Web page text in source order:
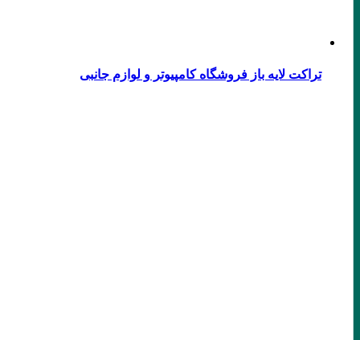
تراکت لایه باز فروشگاه کامپیوتر و لوازم جانبی